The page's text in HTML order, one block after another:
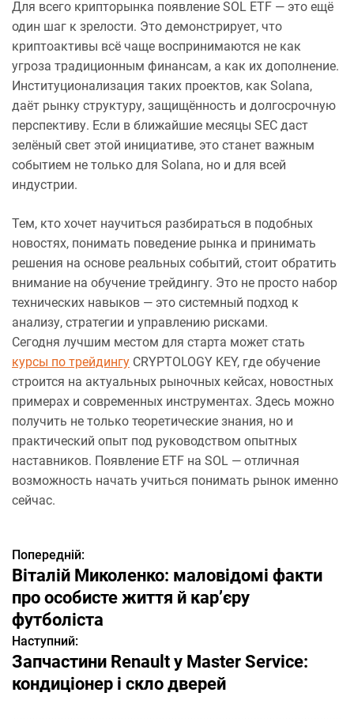
Для всего крипторынка появление SOL ETF — это ещё
один шаг к зрелости. Это демонстрирует, что
криптоактивы всё чаще воспринимаются не как
угроза традиционным финансам, а как их дополнение.
Институционализация таких проектов, как Solana,
даёт рынку структуру, защищённость и долгосрочную
перспективу. Если в ближайшие месяцы SEC даст
зелёный свет этой инициативе, это станет важным
событием не только для Solana, но и для всей
индустрии.
Тем, кто хочет научиться разбираться в подобных
новостях, понимать поведение рынка и принимать
решения на основе реальных событий, стоит обратить
внимание на обучение трейдингу. Это не просто набор
технических навыков — это системный подход к
анализу, стратегии и управлению рисками.
Сегодня лучшим местом для старта может стать
курсы по трейдингу CRYPTOLOGY KEY, где обучение
строится на актуальных рыночных кейсах, новостных
примерах и современных инструментах. Здесь можно
получить не только теоретические знания, но и
практический опыт под руководством опытных
наставников. Появление ETF на SOL — отличная
возможность начать учиться понимать рынок именно
сейчас.
Н
а
в
і
г
Попередній:
Віталій Миколенко: маловідомі факти
про особисте життя й кар’єру
футболіста
Наступний:
Запчастини Renault у Master Service:
кондиціонер і скло дверей